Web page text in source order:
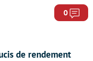
0
de rendement